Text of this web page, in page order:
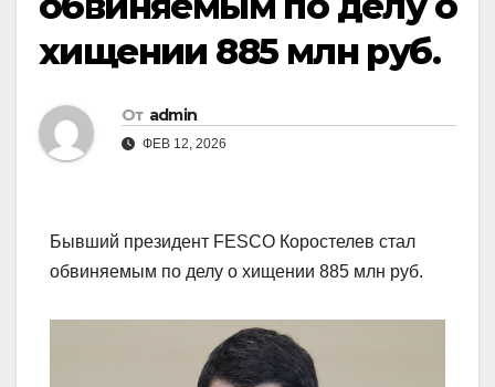
хищении 885 млн руб.
От admin
ФЕВ 12, 2026
Бывший президент FESCO Коростелев стал
обвиняемым по делу о хищении 885 млн руб.